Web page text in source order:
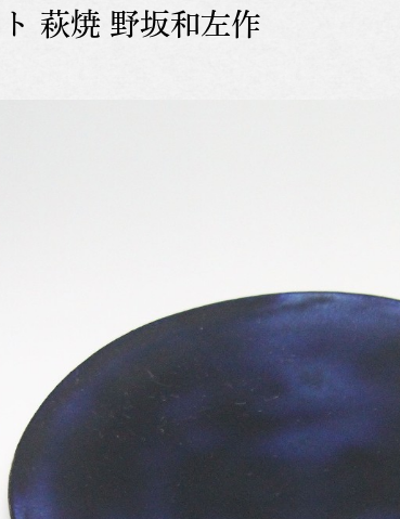
萩焼 野坂和左作